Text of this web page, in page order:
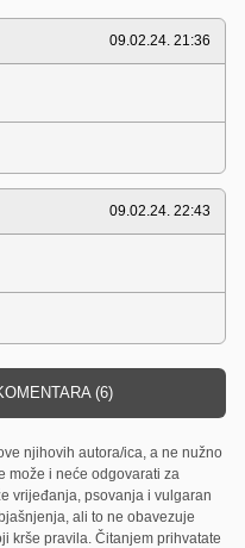
09.02.24. 21:36
09.02.24. 22:43
(6)
njihovih autora/ica, a ne nužno
može i neće odgovarati za
vrijeđanja, psovanja i vulgaran
ali to ne obavezuje
krše pravila. Čitanjem prihvatate